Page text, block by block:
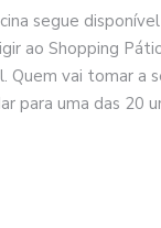
segue
ao Shopping
Quem vai tomar a
para uma das 20